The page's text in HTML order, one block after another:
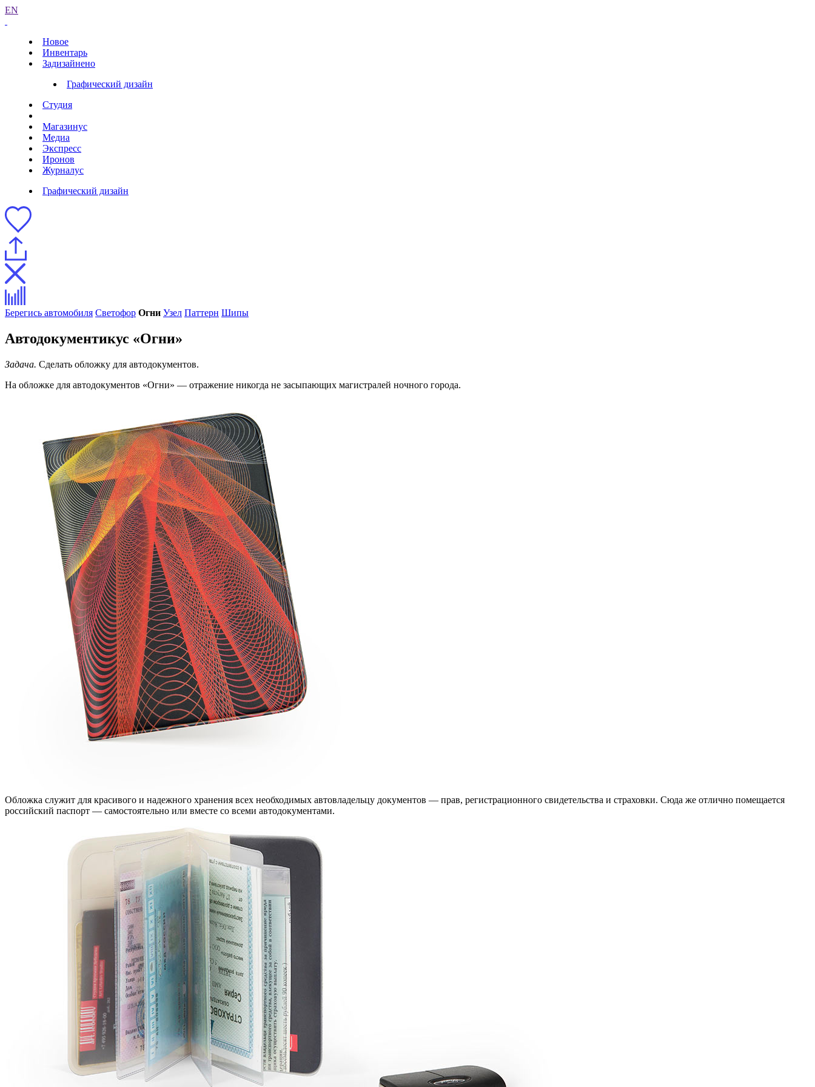
EN
Новое
Инвентарь
Задизайнено
Графический дизайн
Студия
Магазинус
Медиа
Экспресс
Иронов
Журналус
Графический дизайн
Берегись автомобиля Светофор Огни Узел Паттерн Шипы
Автодокументикус «Огни»
Задача. Сделать обложку для автодокументов.
На обложке для автодокументов «Огни» — отражение никогда не засыпающих магистралей ночного города.
Обложка служит для красивого и надежного хранения всех необходимых автовладельцу документов — прав, регистрационного свидетельства и страховки. Сюда же отлично помещается
российский паспорт — самостоятельно или вместе со всеми автодокументами.